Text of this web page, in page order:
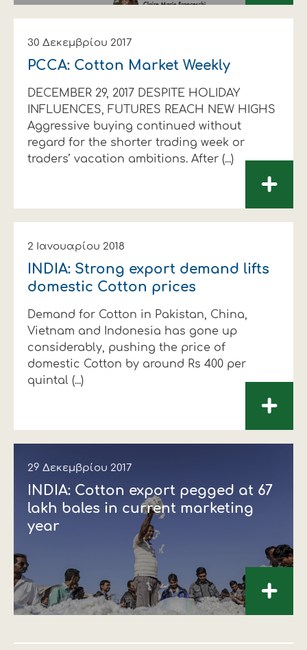
30 Δεκεμβρίου 2017
PCCA: Cotton Market Weekly
DECEMBER 29, 2017 DESPITE HOLIDAY
INFLUENCES, FUTURES REACH NEW HIGHS
Aggressive buying continued without
regard for the shorter trading week or
traders’ vacation ambitions. After (...)
+
2 Ιανουαρίου 2018
INDIA: Strong export demand lifts
domestic Cotton prices
Demand for Cotton in Pakistan, China,
Vietnam and Indonesia has gone up
considerably, pushing the price of
domestic Cotton by around Rs 400 per
quintal (...)
+
29 Δεκεμβρίου 2017
INDIA: Cotton export pegged at 67
lakh bales in current marketing
year
+